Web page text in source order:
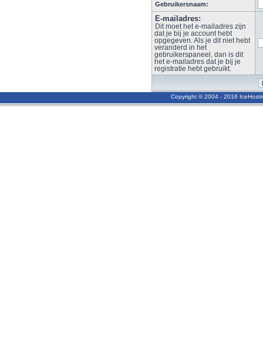
Gebruikersnaam:
E-mailadres:
Dit moet het e-mailadres zijn
dat je bij je account hebt
opgegeven. Als je dit niet hebt
veranderd in het
gebruikerspaneel, dan is dit
het e-mailadres dat je bij je
registratie hebt gebruikt.
Copyright © 2004 - 2016